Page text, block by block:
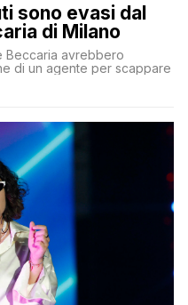
sono evasi dal
di Milano
Beccaria avrebbero
di un agente per scappare